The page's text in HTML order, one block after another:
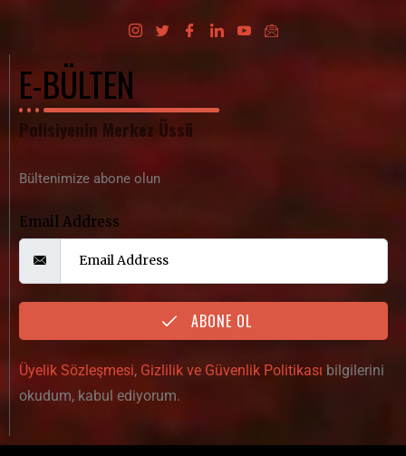
E-BÜLTEN
Polisiyenin Merkez Üssü
Bültenimize abone olun
Email Address
ABONE OL
Üyelik Sözleşmesi, Gizlilik ve Güvenlik Politikası bilgilerini
okudum, kabul ediyorum.